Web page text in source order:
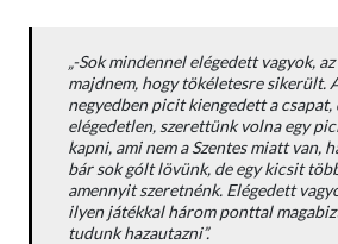
„-Sok mindennel elégedett vagyok,
majdnem, hogy tökéletesre sikerült.
negyedben picit kiengedett a csapat,
elégedetlen, szerettünk volna egy
kapni, ami nem a Szentes miatt van,
bár sok gólt lövünk, de egy kicsit
amennyit szeretnénk. Elégedett
ilyen játékkal három ponttal
tudunk hazautazni”.